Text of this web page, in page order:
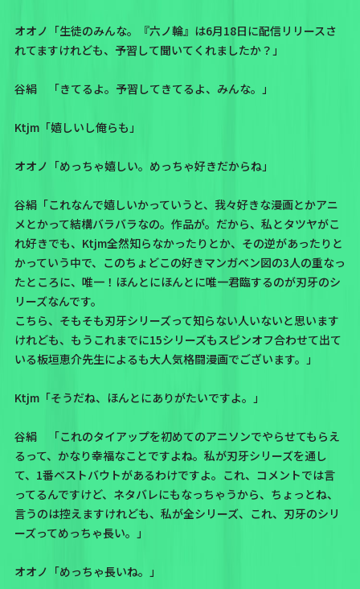
オオノ「生徒のみんな。『六ノ輪』は6月18日に配信リリースさ
れてますけれども、予習して聞いてくれましたか？」
谷絹 「きてるよ。予習してきてるよ、みんな。」
Ktjm「嬉しいし俺らも」
オオノ「めっちゃ嬉しい。めっちゃ好きだからね」
谷絹「これなんで嬉しいかっていうと、我々好きな漫画とかアニ
メとかって結構バラバラなの。作品が。だから、私とタツヤがこ
れ好きでも、Ktjm全然知らなかったりとか、その逆があったりと
かっていう中で、このちょどこの好きマンガベン図の3人の重なっ
たところに、唯一！ほんとにほんとに唯一君臨するのが刃牙のシ
リーズなんです。
こちら、そもそも刃牙シリーズって知らない人いないと思います
けれども、もうこれまでに15シリーズもスピンオフ合わせて出て
いる板垣恵介先生によるも大人気格闘漫画でございます。」
Ktjm「そうだね、ほんとにありがたいですよ。」
谷絹 「これのタイアップを初めてのアニソンでやらせてもらえ
るって、かなり幸福なことですよね。私が刃牙シリーズを通し
て、1番ベストバウトがあるわけですよ。これ、コメントでは言
ってるんですけど、ネタバレにもなっちゃうから、ちょっとね、
言うのは控えますけれども、私が全シリーズ、これ、刃牙のシリ
ーズってめっちゃ長い。」
オオノ「めっちゃ長いね。」